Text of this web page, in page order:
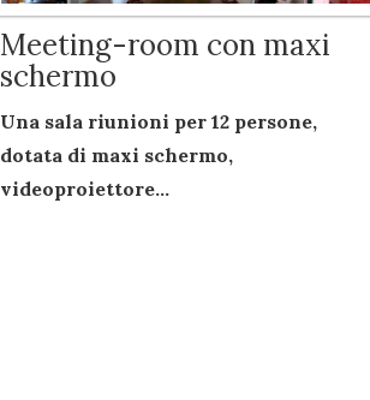
Meeting-room con maxi
schermo
Una sala riunioni per 12 persone,
dotata di maxi schermo,
videoproiettore...